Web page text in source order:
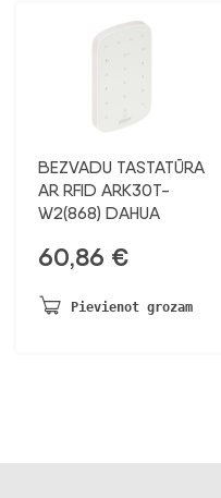
BEZVADU TASTATŪRA
AR RFID ARK30T-
W2(868) DAHUA
60,86 €
Pievienot grozam